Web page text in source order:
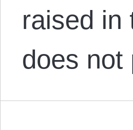
raised in
does